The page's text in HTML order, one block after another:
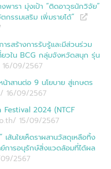
พารา มุ่งเป้า “ติดอาวุธนักวิจัย”
รรมเสริม เพิ่มรายได้”
สร้างการรับรู้และมีส่วนร่วม
ยวใน BCG กลุ่มจังหวัดสนุก รุ่น
09/2567
าสานต่อ 9 นโยบาย สู่เกษตร
16/09/2567
2024 (NTCF
15/09/2567
เส้นใยเห็ดราผสานวัสดุเหลือทิ้ง
การอนุรักษ์สิ่งแวดล้อมที่ได้ผล
/2567